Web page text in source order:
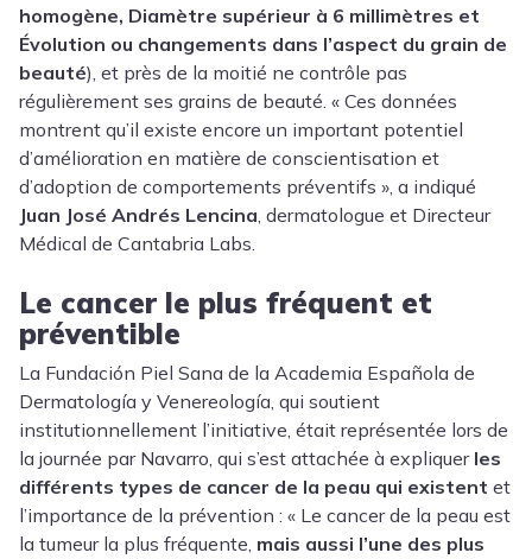
homogène, Diamètre supérieur à 6 millimètres et
Évolution ou changements dans l’aspect du grain de
beauté), et près de la moitié ne contrôle pas
régulièrement ses grains de beauté. « Ces données
montrent qu’il existe encore un important potentiel
d’amélioration en matière de conscientisation et
d’adoption de comportements préventifs », a indiqué
Juan José Andrés Lencina , dermatologue et Directeur
Médical de Cantabria Labs.
Le cancer le plus fréquent et
préventible
La Fundación Piel Sana de la Academia Española de
Dermatología y Venereología, qui soutient
institutionnellement l’initiative, était représentée lors de
la journée par Navarro, qui s’est attachée à expliquer les
différents types de cancer de la peau qui existent et
l’importance de la prévention : « Le cancer de la peau est
la tumeur la plus fréquente, mais aussi l’une des plus